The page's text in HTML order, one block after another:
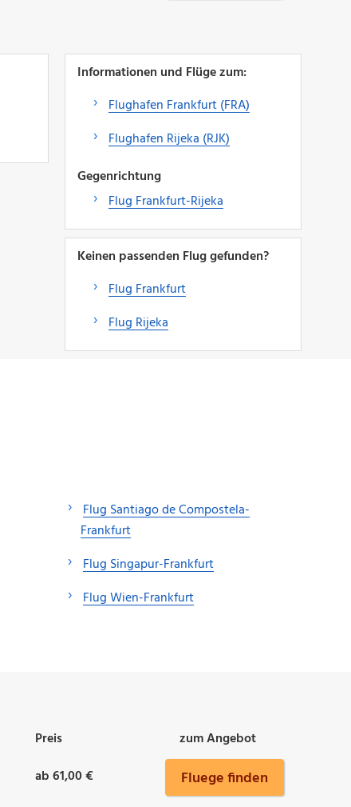
Informationen und Flüge zum:
Flughafen Frankfurt (FRA)
Flughafen Rijeka (RJK)
Gegenrichtung
Flug Frankfurt-Rijeka
Keinen passenden Flug gefunden?
Flug Frankfurt
Flug Rijeka
Flug Santiago de Compostela-
Frankfurt
Flug Singapur-Frankfurt
Flug Wien-Frankfurt
Preis
zum Angebot
ab 61,00 € Fluege finden